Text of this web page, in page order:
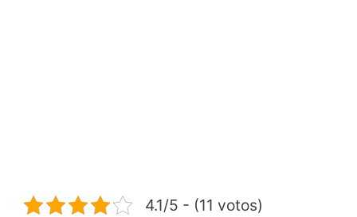
4.1/5 - (11 votos)